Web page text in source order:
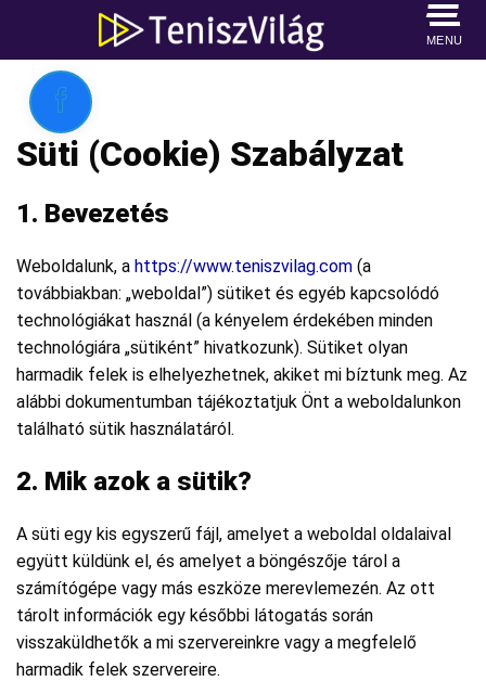
MENU

Süti (Cookie) Szabályzat
1. Bevezetés
Weboldalunk, a https://www.teniszvilag.com (a
továbbiakban: „weboldal”) sütiket és egyéb kapcsolódó
technológiákat használ (a kényelem érdekében minden
technológiára „sütiként” hivatkozunk). Sütiket olyan
harmadik felek is elhelyezhetnek, akiket mi bíztunk meg. Az
alábbi dokumentumban tájékoztatjuk Önt a weboldalunkon
található sütik használatáról.
2. Mik azok a sütik?
A süti egy kis egyszerű fájl, amelyet a weboldal oldalaival
együtt küldünk el, és amelyet a böngészője tárol a
számítógépe vagy más eszköze merevlemezén. Az ott
tárolt információk egy későbbi látogatás során
visszaküldhetők a mi szervereinkre vagy a megfelelő
harmadik felek szervereire.